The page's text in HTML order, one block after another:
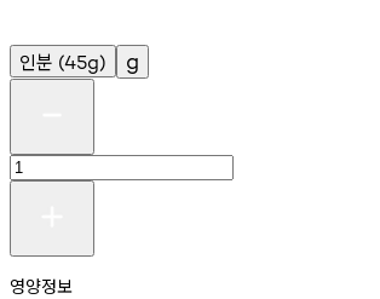
인분 (45g) g
영양정보